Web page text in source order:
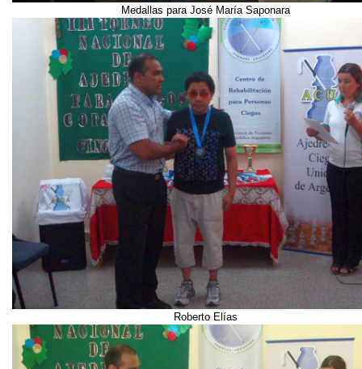
Medallas para José María Saponara
Roberto Elías